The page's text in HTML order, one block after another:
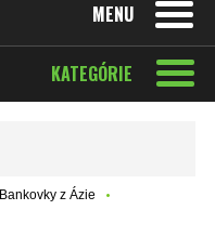
MENU
KATEGÓRIE
Bankovky z Ázie